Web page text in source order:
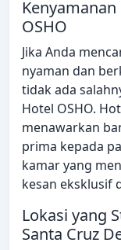
OSHO
Jika Anda
nyaman dan
tidak ada
Hotel OSHO.
menawarkan
prima kepada
kamar yang
kesan eksklusif
Lokasi yang
Santa Cruz